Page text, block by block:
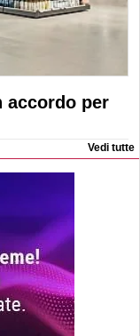
accordo per
Vedi tutte